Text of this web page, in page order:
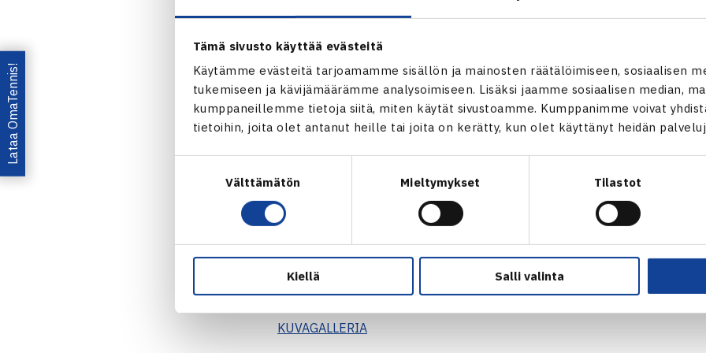
Tämä sivusto käyttää evästeitä
Käytämme evästeitä tarjoamamme sisällön ja mainosten räätälöimiseen, sosiaalisen
tukemiseen ja kävijämäärämme analysoimiseen. Lisäksi jaamme sosiaalisen median,
kumppaneillemme tietoja siitä, miten käytät sivustoamme. Kumppanimme voivat
tietoihin, joita olet antanut heille tai joita on kerätty, kun olet käyttänyt heidän
Välttämätön Mieltymykset Tilastot
Kiellä Salli valinta
Itse pelaamisen lisäksi pelaajat toimivat turnauksessa tuomareina ja
vapaa-aikaa Vierumäen aktiviteettien parissa.
– Pelaajat tarttuivat tuomaritehtäviin rohkein mielin. Useat pelaajat
tuolissa ja käyttivät muun muassa esimerkillisesti ääntään. Kokemusten
toimivat myöhemmässä vaiheessa myös tuomaritehtävissä. Joka
sääntökokemusta ja kehittää myös omaa peliä. Kiitos myös valmentajille
loistavasti apuna. Hyvin yhteisöllistä toimintaa, kertoi Tennisliiton
KUVAGALLERIA
Lataa OmaTennis!